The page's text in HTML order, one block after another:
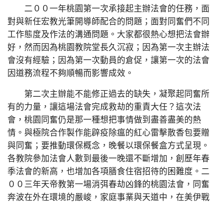
二００一年桃園第一次承接起主辦法會的任務，面
對與新任宏教光筆開導師配合的問題；面對同奮們不同
工作態度及作法的溝通問題。大家都很熱心想把法會辦
好，然而因為桃園教院堂長久沉寂；因為第一次主辦法
會沒有經驗；因為第一次動員的倉促，讓第一次的法會
因道務流程不夠順暢而影響成效。
第二次主辦能不能修正過去的缺失，凝聚起同奮所
有的力量，讓這場法會完成救劫的重責大任？這次法
會，桃園同奮仍是那一種想把事情做到盡善盡美的熱
情。與極院合作製作能辟疫除瘟的紅心雷擊散香包要贈
與同奮；要推動環保概念，晚餐以環保餐盒方式呈現。
各教院參加法會人數到最後一晚還不斷增加，創歷年春
季法會的新高，也增加各項膳食住宿招待的困難度。二
００三年天帝教第一場消弭春劫凶鋒的桃園法會，同奮
奔波在外在環境的嚴峻，家庭事業與天道中，在美伊戰